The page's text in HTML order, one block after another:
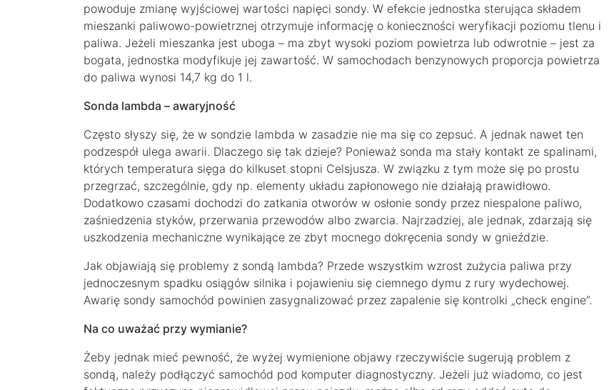
powoduje zmianę wyjściowej wartości napięci sondy. W efekcie jednostka sterująca składem
mieszanki paliwowo-powietrznej otrzymuje informację o konieczności weryfikacji poziomu tlenu i
paliwa. Jeżeli mieszanka jest uboga – ma zbyt wysoki poziom powietrza lub odwrotnie – jest za
bogata, jednostka modyfikuje jej zawartość. W samochodach benzynowych proporcja powietrza
do paliwa wynosi 14,7 kg do 1 l.
Sonda lambda – awaryjność
Często słyszy się, że w sondzie lambda w zasadzie nie ma się co zepsuć. A jednak nawet ten
podzespół ulega awarii. Dlaczego się tak dzieje? Ponieważ sonda ma stały kontakt ze spalinami,
których temperatura sięga do kilkuset stopni Celsjusza. W związku z tym może się po prostu
przegrzać, szczególnie, gdy np. elementy układu zapłonowego nie działają prawidłowo.
Dodatkowo czasami dochodzi do zatkania otworów w osłonie sondy przez niespalone paliwo,
zaśniedzenia styków, przerwania przewodów albo zwarcia. Najrzadziej, ale jednak, zdarzają się
uszkodzenia mechaniczne wynikające ze zbyt mocnego dokręcenia sondy w gnieździe.
Jak objawiają się problemy z sondą lambda? Przede wszystkim wzrost zużycia paliwa przy
jednoczesnym spadku osiągów silnika i pojawieniu się ciemnego dymu z rury wydechowej.
Awarię sondy samochód powinien zasygnalizować przez zapalenie się kontrolki „check engine”.
Na co uważać przy wymianie?
Żeby jednak mieć pewność, że wyżej wymienione objawy rzeczywiście sugerują problem z
sondą, należy podłączyć samochód pod komputer diagnostyczny. Jeżeli już wiadomo, co jest